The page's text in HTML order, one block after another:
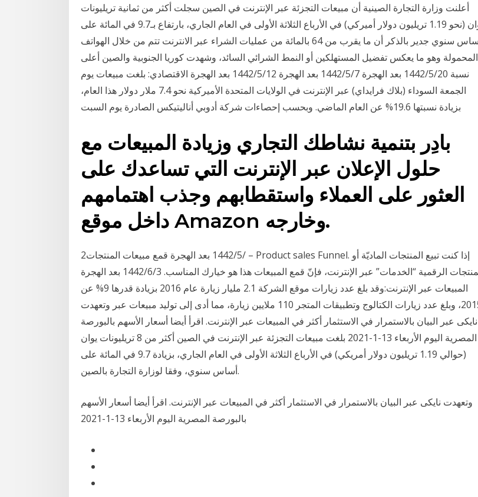
أعلنت وزارة التجارة الصينية أن مبيعات التجزئة عبر الإنترنت في الصين سجلت أكثر من ثمانية تريليونات
يوان (نحو 1.19 تريليون دولار أميركي) في الأرباع الثلاثة الأولى في العام الجاري، بارتفاع بـ9.7 في المائة على
أساس سنوي جدير بالذكر أن ما يقرب من 64 بالمائة من عمليات الشراء عبر الانترنت تتم من خلال الهواتف
المحمولة وهو ما يعكس تفضيل المستهلكين أو النمط الشرائي السائد، وشهدت كوريا الجنوبية والصين أعلى
نسبة 20‏‏/5‏‏/1442 بعد الهجرة 7‏‏/5‏‏/1442 بعد الهجرة 12‏‏/5‏‏/1442 بعد الهجرة الاقتصادي: بلغت مبيعات يوم
الجمعة السوداء (بلاك فرايداي) عبر الإنترنت في الولايات المتحدة الأميركية نحو 7.4 ملار دولار هذا العام،
بزيادة نسبتها 19.6% عن العام الماضي. وبحسب إحصاءات شركة أدوبي أناليتيكس الصادرة يوم السبت
بادِر بتنمية نشاطك التجاري وزيادة المبيعات مع
حلول الإعلان عبر الإنترنت التي تساعدك على
العثور على العملاء واستقطابهم وجذب اهتمامهم
داخل موقع Amazon وخارجه.
2‏‏/5‏‏/1442 بعد الهجرة قمع مبيعات المنتجات – Product sales Funnel. إذا كنت تبيع المنتجات الماديّة أو
المنتجات الرقمية “الخدمات” عبر الإنترنت، فإنّ قمع المبيعات هذا هو خيارك المناسب. 3‏‏/6‏‏/1442 بعد الهجرة
المبيعات عبر الإنترنت:وقد بلغ عدد زيارات موقع الشركة 2.1 مليار زيارة عام 2016 بزيادة قدرها 9% عن
2015، وبلغ عدد زيارات الكتالوج وتطبيقات المتجر 110 ملايين زيارة، مما أدى إلى توليد مبيعات عبر وتعهدت
نايكى عبر البيان بالاستمرار في الاستثمار أكثر في المبيعات عبر الإنترنت. اقرأ أيضا أسعار الأسهم بالبورصة
المصرية اليوم الأربعاء 13-1-2021 بلغت مبيعات التجزئة عبر الإنترنت في الصين أكثر من 8 تريليونات يوان
(حوالي 1.19 تريليون دولار أمريكي) في الأرباع الثلاثة الأولى في العام الجاري، بزيادة 9.7 في المائة على
أساس سنوي، وفقا لوزارة التجارة بالصين.
وتعهدت نايكى عبر البيان بالاستمرار في الاستثمار أكثر في المبيعات عبر الإنترنت. اقرأ أيضا أسعار الأسهم
بالبورصة المصرية اليوم الأربعاء 13-1-2021